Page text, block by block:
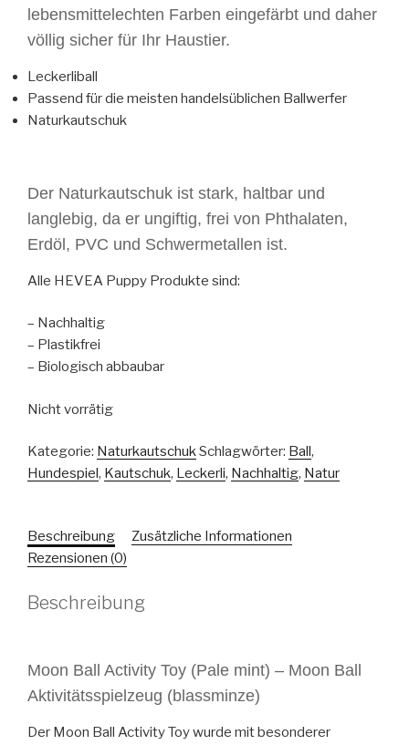
lebensmittelechten Farben eingefärbt und daher
völlig sicher für Ihr Haustier.
Leckerliball
Passend für die meisten handelsüblichen Ballwerfer
Naturkautschuk
Der Naturkautschuk ist stark, haltbar und
langlebig, da er ungiftig, frei von Phthalaten,
Erdöl, PVC und Schwermetallen ist.
Alle HEVEA Puppy Produkte sind:
– Nachhaltig
– Plastikfrei
– Biologisch abbaubar
Nicht vorrätig
Kategorie: NaturkautschukSchlagwörter: Ball ,
Hundespiel , Kautschuk, Leckerli, Nachhaltig, Natur
Beschreibung
Zusätzliche Informationen
Rezensionen (0)
Beschreibung
Moon Ball Activity Toy (Pale mint) – Moon Ball
Aktivitätsspielzeug (blassminze)
Der Moon Ball Activity Toy wurde mit besonderer